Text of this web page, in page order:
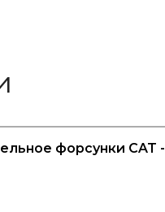
форсунки CAT -